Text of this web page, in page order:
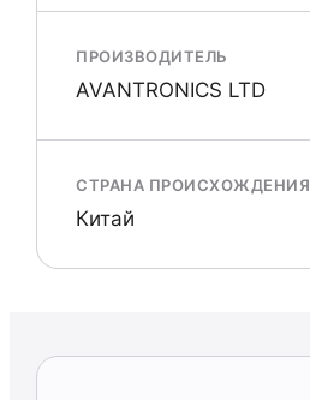
ПРОИЗВОДИТЕЛЬ
AVANTRONICS LTD
СТРАНА ПРОИСХОЖДЕНИЯ
Китай